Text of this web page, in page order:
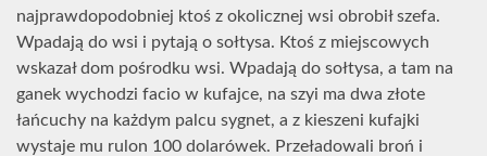
najprawdopodobniej ktoś z okolicznej wsi obrobił szefa.
Wpadają do wsi i pytają o sołtysa. Ktoś z miejscowych
wskazał dom pośrodku wsi. Wpadają do sołtysa, a tam na
ganek wychodzi facio w kufajce, na szyi ma dwa złote
łańcuchy na każdym palcu sygnet, a z kieszeni kufajki
wystaje mu rulon 100 dolarówek. Przeładowali broń i